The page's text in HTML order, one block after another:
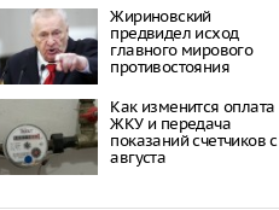
Жириновский
предвидел исход
главного мирового
противостояния
Как изменится оплата
ЖКУ и передача
показаний счетчиков с
августа